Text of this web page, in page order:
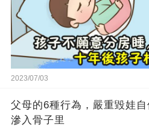
2023/07/03
父母的6種行為，嚴重毀娃
滲入骨子里